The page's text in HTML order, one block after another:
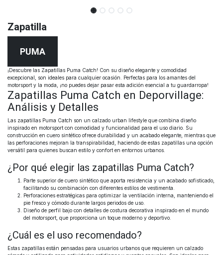
Zapatilla
PUMA
¡Descubre las Zapatillas Puma Catch! Con su diseño elegante y comodidad
excepcional, son ideales para cualquier ocasión. Perfectas para los amantes del
motorsport y la moda, ¡no puedes dejar pasar esta adición esencial a tu guardarropa!
Zapatillas Puma Catch en Deporvillage:
Análisis y Detalles
Las zapatillas Puma Catch son un calzado urban lifestyle que combina diseño
inspirado en motorsport con comodidad y funcionalidad para el uso diario. Su
construcción en cuero sintético ofrece durabilidad y un acabado elegante, mientras que
las perforaciones mejoran la transpirabilidad, haciendo de estas zapatillas una opción
versátil para quienes buscan estilo y confort en entornos urbanos.
¿Por qué elegir las zapatillas Puma Catch?
Parte superior de cuero sintético que aporta resistencia y un acabado sofisticado,
facilitando su combinación con diferentes estilos de vestimenta.
Perforaciones estratégicas para optimizar la ventilación interna, manteniendo el
pie fresco y cómodo durante largos periodos de uso.
Diseño de perfil bajo con detalles de costura decorativa inspirado en el mundo
del motorsport, que proporciona un toque moderno y deportivo.
¿Cuál es el uso recomendado?
Estas zapatillas están pensadas para usuarios urbanos que requieren un calzado